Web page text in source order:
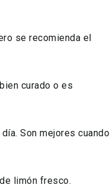
se recomienda el
curado o es
Son mejores cuando
limón fresco.